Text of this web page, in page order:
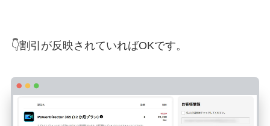
👇割引が反映されていればOKです。